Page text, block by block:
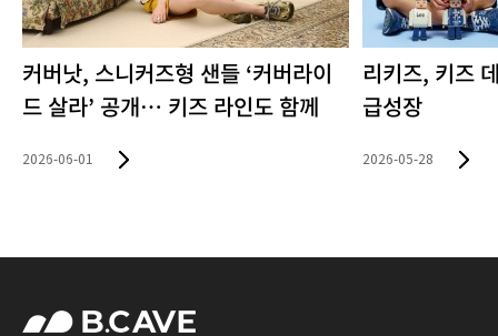
커버낫, 스니커즈형 샌들 ‘커버라이
드 살라’ 공개… 키즈 라인도 함께
2026-06-01
리키즈, 키즈
급성장
2026-05-28